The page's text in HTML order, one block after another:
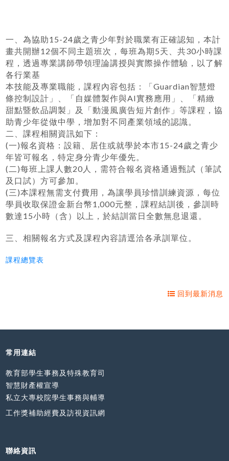
一、為協助15-24歲之青少年對於職業有正確認知，本計
畫共開辦12個不同主題班次，每班為期5天、共30小時課
程，透過專業講師帶領理論講授與實際操作體驗，以了解
各行業基
本技能及專業職能，課程內容包括：「Guardian智慧燈
條控制設計」、「自媒體製作與AI實務應用」、「精緻
甜點暨飲品調製」及「動漫風廣告短片創作」等課程，協
助青少年從做中學，增加對不同產業領域的認識。
二、課程相關資訊如下：
(一)報名資格：設籍、居住或就學於本市15-24歲之青少
年皆可報名，特定身分青少年優先。
(二)每班上課人數20人，需符合報名資格通過甄試（筆試
及口試）方可參加。
(三)本課程無需支付費用，為讓學員珍惜訓練資源，每位
學員收取保證金新台幣1,000元整，課程結訓後，參訓時
數達15小時（含）以上，於結訓當日全數無息退還。
三、相關報名方式及課程內容請逕洽各承訓單位。
課程總覽表
回到最新消息
常用連結
教育部學生事務及特殊教育司
智慧財產權宣導
私立大專校院學生事務與輔導
工作獎補助經費及訪視資訊網
聯絡資訊